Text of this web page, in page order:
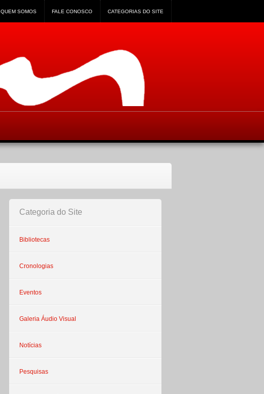
QUEM SOMOS FALE CONOSCO CATEGORIAS DO SITE
Categoria do Site
Bibliotecas
Cronologias
Eventos
Galeria Áudio Visual
Notícias
Pesquisas